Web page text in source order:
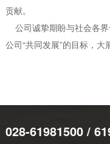
贡献。
公司诚挚期盼与社会各
公司“共同发展”的目标，大
028-61981500 /